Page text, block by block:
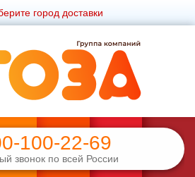
город доставки
100-22-69
звонок по всей России